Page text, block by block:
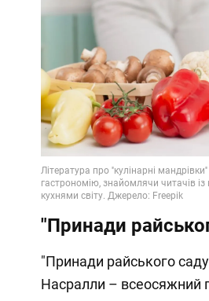
"Принади
"Принади райського
Насралли – всеосяжний